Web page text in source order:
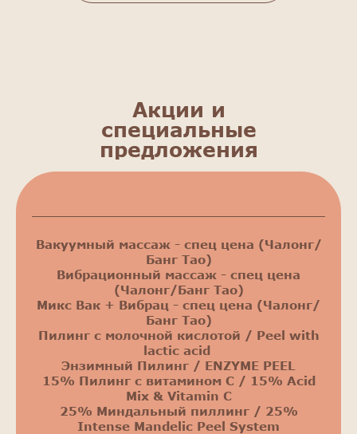
Акции и
специальные
предложения
Вакуумный массаж - спец цена (Чалонг/
Банг Тао)
Вибрационный массаж - спец цена
(Чалонг/Банг Тао)
Микс Вак + Вибрац - спец цена (Чалонг/
Банг Тао)
Пилинг с молочной кислотой / Peel with
lactic acid
Энзимный Пилинг / ENZYME PEEL
15% Пилинг с витамином С / 15% Acid
Mix & Vitamin C
25% Миндальный пиллинг / 25%
Intense Mandelic Peel System